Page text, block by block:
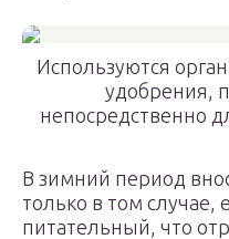
Используются
удобрения,
непосредственно
В зимний период
только в том случае,
питательный, что